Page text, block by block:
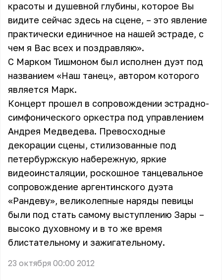
красоты и душевной глубины, которое Вы
видите сейчас здесь на сцене, – это явление
практически единичное на нашей эстраде, с
чем я Вас всех и поздравляю».
С Марком Тишмоном был исполнен дуэт под
названием «Наш танец», автором которого
является Марк.
Концерт прошел в сопровождении эстрадно-
симфонического оркестра под управлением
Андрея Медведева. Превосходные
декорации сцены, стилизованные под
петербуржскую набережную, яркие
видеоинсталяции, роскошное танцевальное
сопровождение аргентинского дуэта
«Рандеву», великолепные наряды певицы
были под стать самому выступлению Зары –
высоко духовному и в то же время
блистательному и зажигательному.
23 октября 00:00 2012